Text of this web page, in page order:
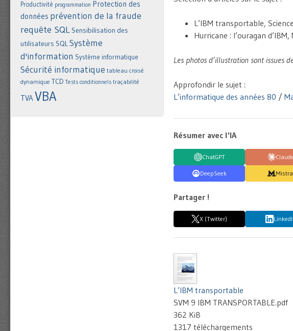
L’IBM transportable,
Hurricane : l’ouragan
Les photos d’illustration sont issues
Approfondir le sujet :
L’informatique des années 80 /
Résumer avec l'IA
ChatGPT Claude
DeepSeek
Partager !
X (Twitter)
L’IBM transportable
SVM 9 IBM TRANSPORTABLE.pdf
362 KiB
1317 téléchargements
Productivité programmation Protection des
données prévention de la fraude
requête SQL Sensibilisation des
utilisateurs SQLSystème
d'information Système informatique
Sécurité informatique tableau croisé
dynamique TCD Tests conditionnels traçabilité
TVAVBA